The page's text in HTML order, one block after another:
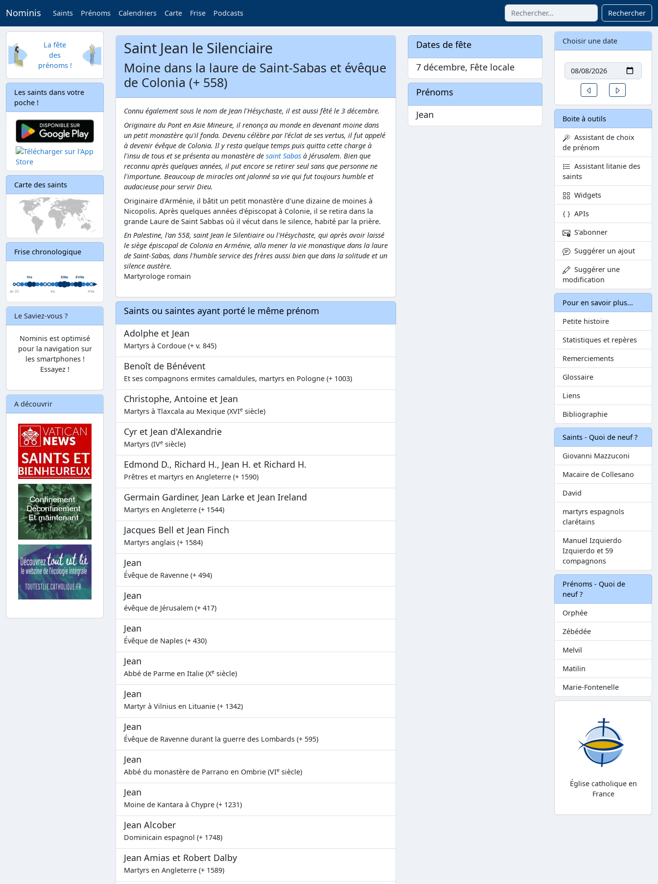
Nominis Saints Prénoms Calendriers Carte Frise Podcasts Rechercher
La fête
des
prénoms !
Les saints dans votre
poche !
Carte des saints
Frise chronologique
Le Saviez-vous ?
Nominis est optimisé
pour la navigation sur
les smartphones !
Essayez !
A découvrir
Saint Jean le Silenciaire
Moine dans la laure de Saint-Sabas et évêque
de Colonia (+ 558)
Connu également sous le nom de Jean l'Hésychaste, il est aussi fêté le 3 décembre.
Originaire du Pont en Asie Mineure, il renonça au monde en devenant moine dans
un petit monastère qu'il fonda. Devenu célèbre par l'éclat de ses vertus, il fut appelé
à devenir évêque de Colonia. Il y resta quelque temps puis quitta cette charge à
l'insu de tous et se présenta au monastère de saint Sabas à Jérusalem. Bien que
reconnu après quelques années, il put encore se retirer seul sans que personne ne
l'importune. Beaucoup de miracles ont jalonné sa vie qui fut toujours humble et
audacieuse pour servir Dieu.
Originaire d'Arménie, il bâtit un petit monastère d'une dizaine de moines à
Nicopolis. Après quelques années d'épiscopat à Colonie, il se retira dans la
grande Laure de Saint Sabbas où il vécut dans le silence, habité par la prière.
En Palestine, l'an 558, saint Jean le Silentiaire ou l'Hésychaste, qui après avoir laissé
le siège épiscopal de Colonia en Arménie, alla mener la vie monastique dans la laure
de Saint-Sabas, dans l'humble service des frères aussi bien que dans la solitude et un
silence austère.
Martyrologe romain
Saints ou saintes ayant porté le même prénom
Adolphe et Jean
Martyrs à Cordoue (+ v. 845)
Benoît de Bénévent
Et ses compagnons ermites camaldules, martyrs en Pologne (+ 1003)
Christophe, Antoine et Jean
Martyrs à Tlaxcala au Mexique (XVIe siècle)
Cyr et Jean d'Alexandrie
Martyrs (IVe siècle)
Edmond D., Richard H., Jean H. et Richard H.
Prêtres et martyrs en Angleterre (+ 1590)
Germain Gardiner, Jean Larke et Jean Ireland
Martyrs en Angleterre (+ 1544)
Jacques Bell et Jean Finch
Martyrs anglais (+ 1584)
Jean
Évêque de Ravenne (+ 494)
Jean
évêque de Jérusalem (+ 417)
Jean
Évêque de Naples (+ 430)
Jean
Abbé de Parme en Italie (Xe siècle)
Jean
Martyr à Vilnius en Lituanie (+ 1342)
Jean
Évêque de Ravenne durant la guerre des Lombards (+ 595)
Jean
Abbé du monastère de Parrano en Ombrie (VIe siècle)
Jean
Moine de Kantara à Chypre (+ 1231)
Jean Alcober
Dominicain espagnol (+ 1748)
Jean Amias et Robert Dalby
Martyrs en Angleterre (+ 1589)
Dates de fête
7 décembre, Fête locale
Prénoms
Jean
Choisir une date
Date
Un jour avant
Boite à outils
Assistant de choix
de prénom
Assistant litanie des
saints
Widgets
APIs
S'abonner
Suggérer un ajout
Suggérer une
modification
Pour en savoir plus...
Petite histoire
Statistiques et repères
Remerciements
Glossaire
Liens
Bibliographie
Saints - Quoi de neuf ?
Giovanni Mazzuconi
Macaire de Collesano
David
martyrs espagnols
clarétains
Manuel Izquierdo
Izquierdo et 59
compagnons
Prénoms - Quoi de
neuf ?
Orphée
Zébédée
Melvil
Matilin
Marie-Fontenelle
Église catholique en
France